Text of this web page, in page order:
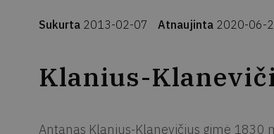
Sukurta 2013-02-07 Atnaujinta 2020-06-
Klanius-
Antanas Klanius-Klanevičius gimė 1830